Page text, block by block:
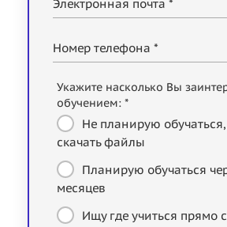
Электронная почта *
Номер телефона *
Укажите насколько Вы
обучением: *
Не планирую обучаться,
скачать файлы
Планирую обучаться
месяцев
Ищу где учиться прямо